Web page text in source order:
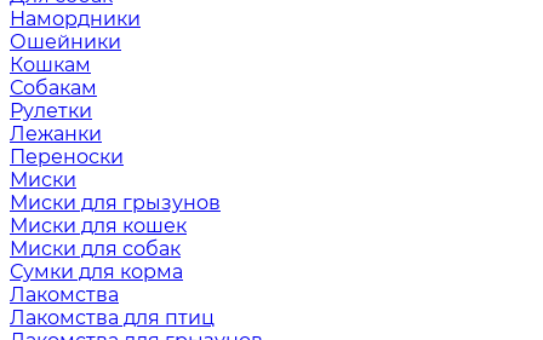
Намордники
Ошейники
Кошкам
Собакам
Рулетки
Лежанки
Переноски
Миски
Миски для грызунов
Миски для кошек
Миски для собак
Сумки для корма
Лакомства
Лакомства для птиц